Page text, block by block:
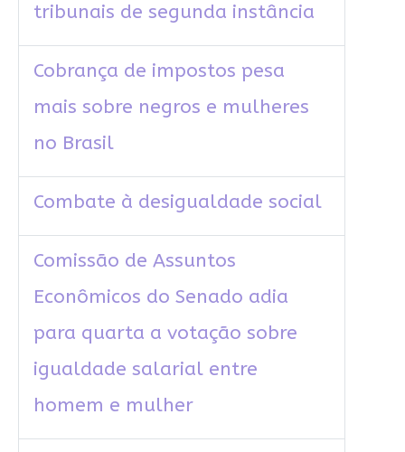
tribunais de segunda instância
Cobrança de impostos pesa
mais sobre negros e mulheres
no Brasil
Combate à desigualdade social
Comissão de Assuntos
Econômicos do Senado adia
para quarta a votação sobre
igualdade salarial entre
homem e mulher